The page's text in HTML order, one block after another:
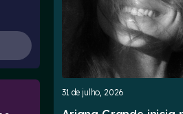
31 de julho, 2026